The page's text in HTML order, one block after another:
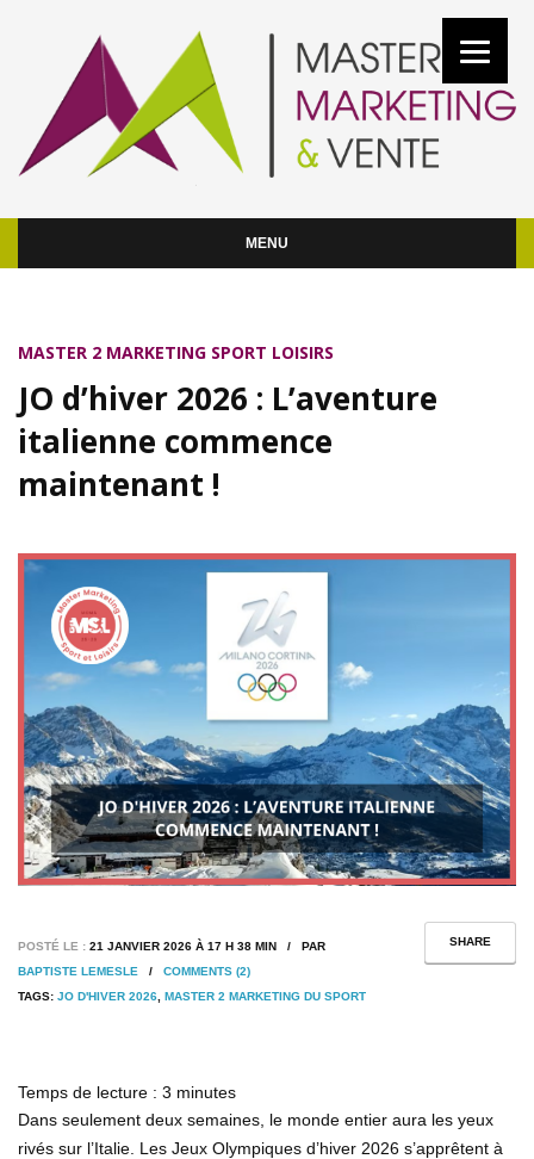
MENU
MASTER 2 MARKETING SPORT LOISIRS
JO d’hiver 2026 : L’aventure
italienne commence
maintenant !
SHARE
POSTÉ LE : 21 JANVIER 2026 À 17 H 38 MIN / PAR
BAPTISTE LEMESLE / COMMENTS (2)
TAGS: JO D'HIVER 2026 MASTER 2 MARKETING DU SPORT
Temps de lecture : 3 minutes
Dans seulement deux semaines, le monde entier aura les yeux
rivés sur l’Italie. Les Jeux Olympiques d’hiver 2026 s’apprêtent à